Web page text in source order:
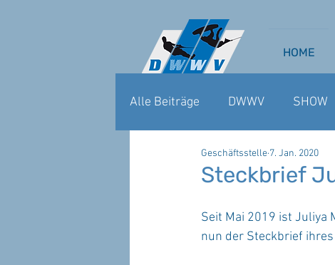
HOME
Alle Beiträge DWWV SHOW
WAKEBOARD CABLE
Steckbrief
Geschäftsstelle 7. Jan. 2020
Seit Mai 2019 ist Juliya
nun der Steckbrief